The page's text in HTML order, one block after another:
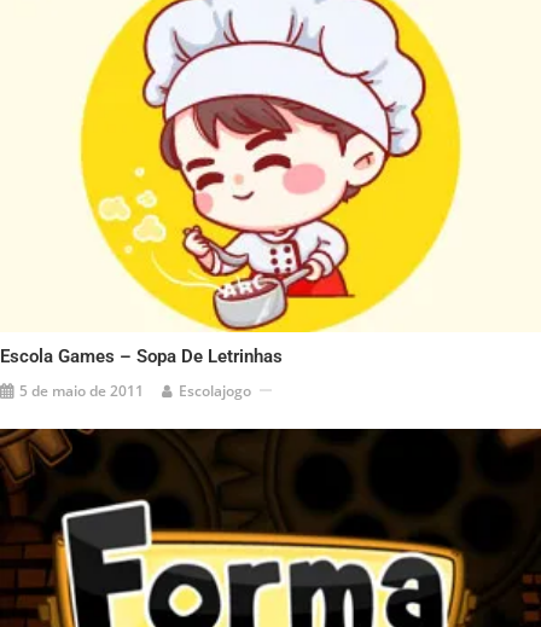
Escola Games – Sopa De Letrinhas
5 de maio de 2011 Escolajogo